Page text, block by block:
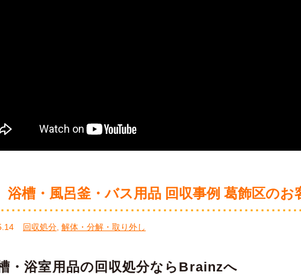
浴槽・風呂釜・バス用品 回収事例 葛飾区のお
回収処分 解体・分解・取り外し
・浴室用品の回収処分ならBrainzへ